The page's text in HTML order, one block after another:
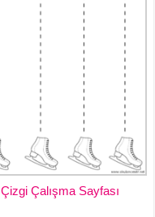
Çizgi Çalışma Sayfası